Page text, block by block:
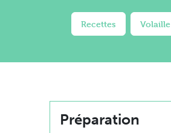
Recettes Volaille
Préparation